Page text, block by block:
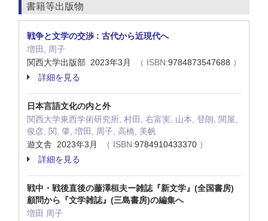
書籍等出版物
戦争と文学の交渉 : 古代から近現代へ
増田, 周子
関西大学出版部 2023年3月
（ ISBN:9784873547688 ）
詳細を見る
日本言語文化の内と外
関西大学東西学術研究所, 村田, 右富実, 山本, 登朗, 関屋,
俊彦, 関, 肇, 増田, 周子, 高橋, 美帆
遊文舎 2023年3月
（ ISBN:9784910433370 ）
詳細を見る
戦中・戦後直後の藤澤桓夫ー雑誌『新文学』(全国書房)
顧問から『文学雑誌』(三島書房)の編集へ
増田 周子